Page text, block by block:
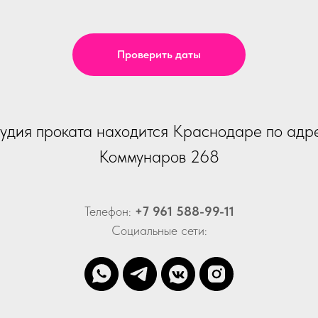
Проверить даты
проката находится Краснодаре по
Коммунаров 268
Телефон: +7 961 588-99-11
Социальные сети: